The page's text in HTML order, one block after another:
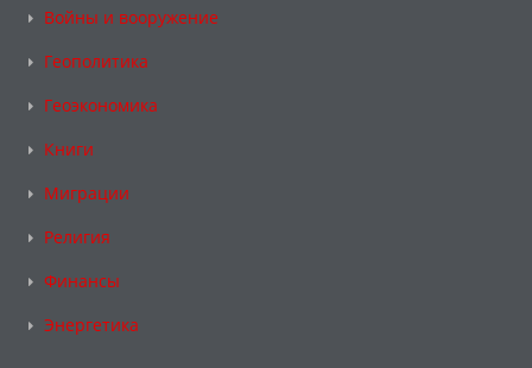
Войны и вооружение
Геополитика
Геоэкономика
Книги
Миграции
Религия
Финансы
Энергетика